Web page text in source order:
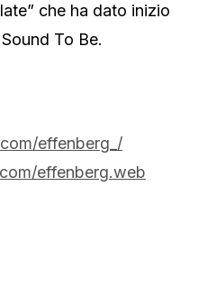
che ha dato inizio
To Be.
effenberg_/
effenberg.web